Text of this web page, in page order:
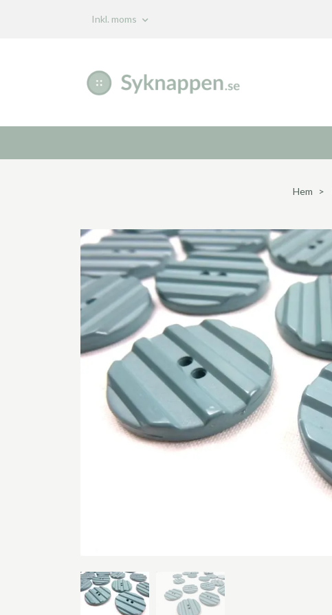
Inkl. moms
Hem